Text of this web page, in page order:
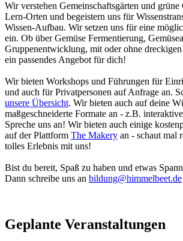
Wir verstehen Gemeinschaftsgärten und grüne
Lern-Orten und begeistern uns für
Wissen-Aufbau. Wir setzen uns für eine
ein. Ob über Gemüse Fermentierung,
Gruppenentwicklung, mit oder ohne
ein passendes Angebot für dich!
Wir bieten Workshops und Führungen für
und auch für Privatpersonen auf Anfrage an.
unsere Übersicht. Wir bieten auch auf deine
maßgeschneiderte Formate an - z.B.
Spreche uns an! Wir bieten auch einige
auf der Plattform The Makery an - schaut mal
tolles Erlebnis mit uns!
Bist du bereit, Spaß zu haben und etwas
Dann schreibe uns an bildung@himmelbeet.de
Geplante Veranstaltungen